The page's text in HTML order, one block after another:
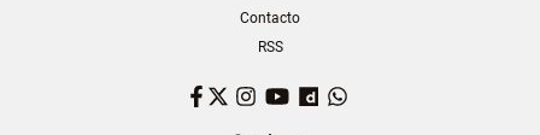
Contacto
RSS
Facebook
TwitterInstagram
YouTubeDailymotion